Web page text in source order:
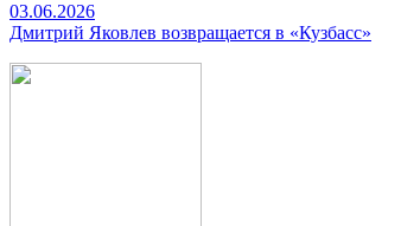
03.06.2026
Дмитрий Яковлев возвращается в «Кузбасс»